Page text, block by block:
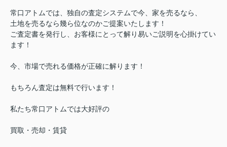
常口アトムでは、独自の査定システムで今、家を売るなら、
土地を売るなら幾ら位なのかご提案いたします！
ご査定書を発行し、お客様にとって解り易いご説明を心掛けてい
ます！
今、市場で売れる価格が正確に解ります！
もちろん査定は無料で行います！
私たち常口アトムでは大好評の
買取・売却・賃貸